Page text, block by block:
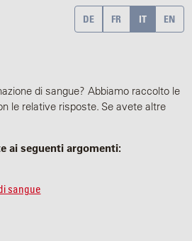
DE FR IT EN
di sangue? Abbiamo raccolto le
le relative risposte. Se avete altre
ai seguenti argomenti:
sangue